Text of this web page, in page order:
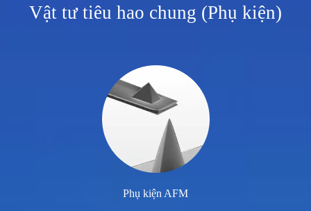
Vật tư tiêu hao chung (Phụ kiện)
Phụ kiện AFM